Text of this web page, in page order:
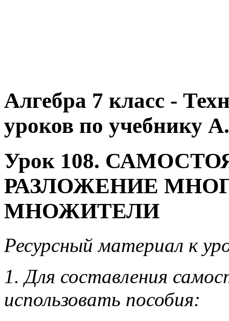
Алгебра 7 класс -
уроков по учебнику
Урок 108.
РАЗЛОЖЕНИЕ
МНОЖИТЕЛИ
Ресурсный материал к
1. Для составления
использовать пособия: